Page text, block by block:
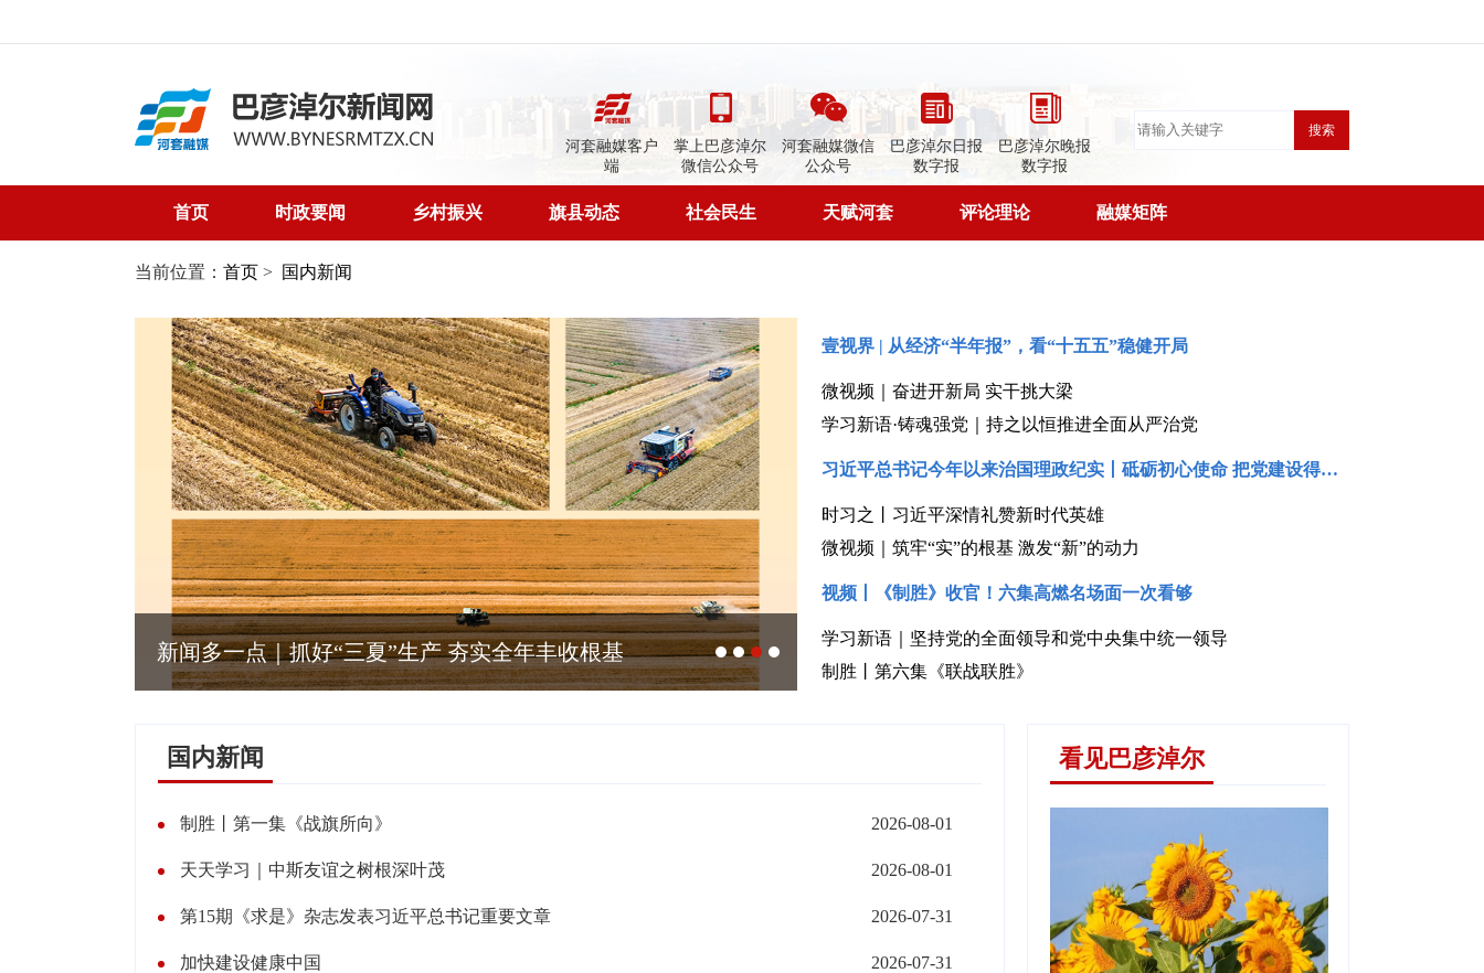
河套融媒客户
端
掌上巴彦淖尔
微信公众号
河套融媒微信
公众号
巴彦淖尔日报
数字报
巴彦淖尔晚报
数字报
搜索
首页 时政要闻 乡村振兴 旗县动态 社会民生 天赋河套 评论理论 融媒矩阵
当前位置： 首页 > 国内新闻
新闻多一点｜抓好“三夏”生产 夯实全年丰收根基 新闻多一点 | 童声讲党史 薪火代代传
壹视界 | 从经济“半年报”，看“十五五”稳健开局
微视频｜奋进开新局 实干挑大梁
学习新语·铸魂强党｜持之以恒推进全面从严治党
习近平总书记今年以来治国理政纪实丨砥砺初心使命 把党建设得更加坚强有力
时习之丨习近平深情礼赞新时代英雄
微视频｜筑牢“实”的根基 激发“新”的动力
视频丨《制胜》收官！六集高燃名场面一次看够
学习新语｜坚持党的全面领导和党中央集中统一领导
制胜丨第六集《联战联胜》
国内新闻
制胜丨第一集《战旗所向》 2026-08-01
天天学习｜中斯友谊之树根深叶茂 2026-08-01
第15期《求是》杂志发表习近平总书记重要文章 2026-07-31
加快建设健康中国 2026-07-31
看见巴彦淖尔